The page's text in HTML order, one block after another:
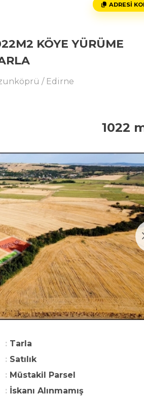
ADRESI
KÖYE YÜRÜME
/ Edirne
1022
Tarla
Satılık
Müstakil Parsel
İskanı Alınmamış